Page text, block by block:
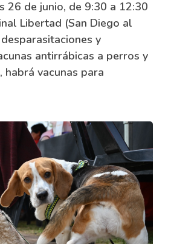
26 de junio, de 9:30 a 12:30
Libertad (San Diego al
y
antirrábicas a perros y
habrá vacunas para